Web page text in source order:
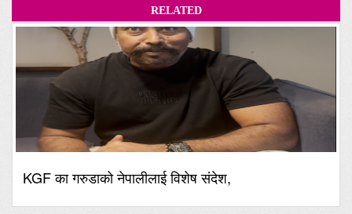
RELATED
KGF का गरुडाको नेपालीलाई विशेष संदेश,